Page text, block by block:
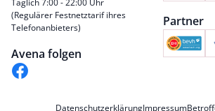
Täglich 7:00 - 22:00 Uhr
(Regulärer Festnetztarif ihres
Telefonanbieters)
Avena folgen
Partner
DatenschutzerklärungImpressum